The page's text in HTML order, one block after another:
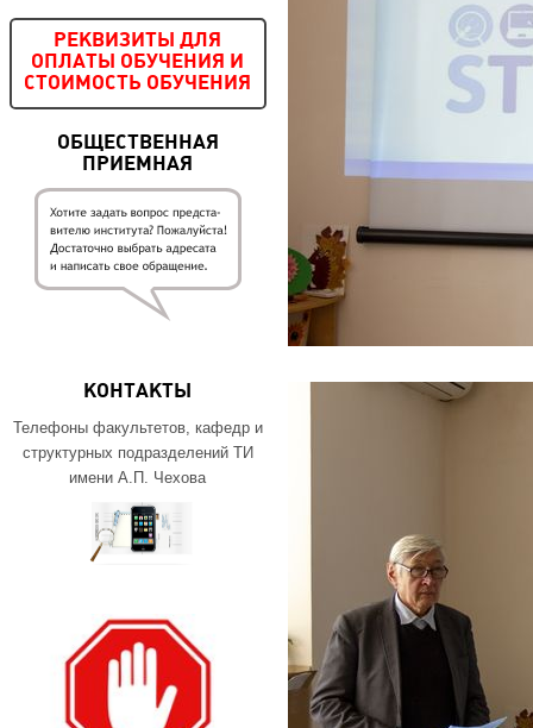
РЕКВИЗИТЫ ДЛЯ
ОПЛАТЫ ОБУЧЕНИЯ И
СТОИМОСТЬ ОБУЧЕНИЯ
ОБЩЕСТВЕННАЯ
ПРИЕМНАЯ
КОНТАКТЫ
Телефоны факультетов, кафедр и
структурных подразделений ТИ
имени А.П. Чехова